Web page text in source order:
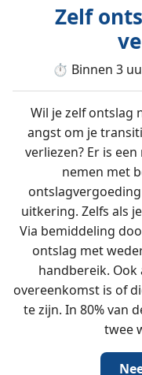
Zelf
⏱️ Binnen 3
Wil je zelf ontslag
angst om je
verliezen? Er is
nemen met
uitkering. Zelfs als
Via bemiddeling
ontslag met
handbereik.
overeenkomst is of
te zijn. In 80% van
twee